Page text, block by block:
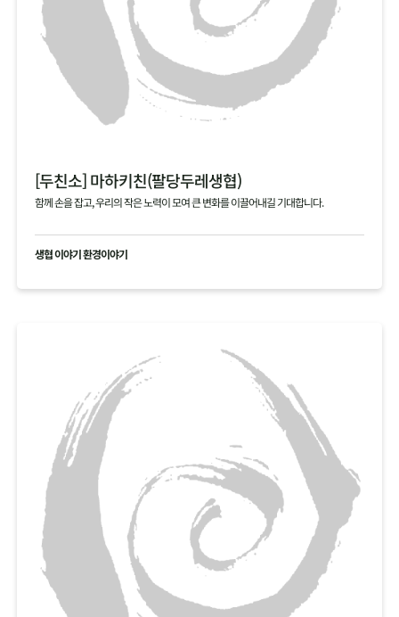
[두친소] 마하키친(팔당두레생협)
함께 손을 잡고, 우리의 작은 노력이 모여 큰 변화를 이끌어내길 기대합니다.
생협 이야기 환경이야기